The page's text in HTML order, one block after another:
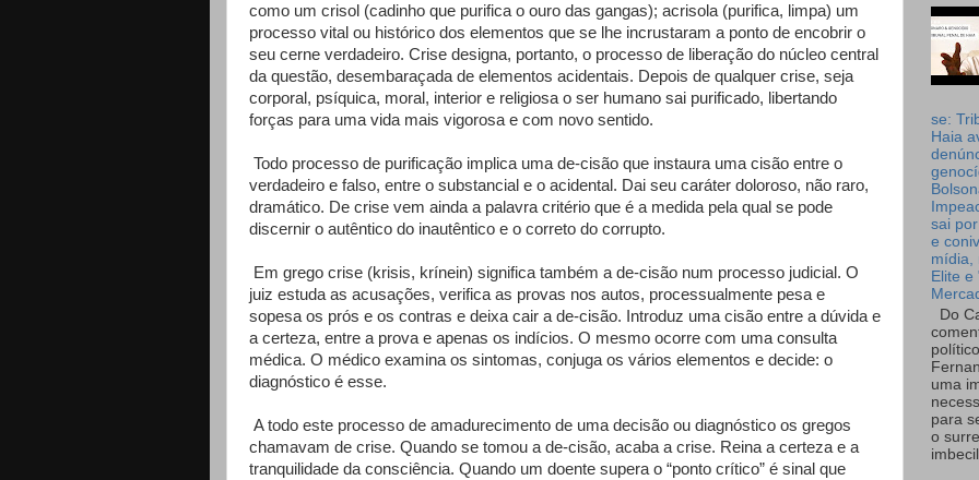
como um crisol (cadinho que purifica o ouro das gangas); acrisola (purifica, limpa) um
processo vital ou histó­rico dos elementos que se lhe incrustaram a ponto de encobrir o
seu cerne verdadeiro. Crise designa, portanto, o processo de liberação do núcleo central
da questão, desembaraçada de elementos acidentais. Depois de qualquer crise, seja
corporal, psíquica, moral, interior e religiosa o ser humano sai purificado, libertando
forças para uma vida mais vigorosa e com novo sentido.
Todo processo de purificação implica uma de-cisão que instaura uma cisão entre o
verdadeiro e falso, entre o substancial e o acidental. Dai seu caráter doloroso, não raro,
dramático. De crise vem ainda a palavra critério que é a medida pela qual se pode
discernir o autêntico do inautêntico e o correto do corrupto.
Em grego crise (krisis, krínein) significa também a de-cisão num processo judicial. O
juiz estuda as acusações, verifica as provas nos autos, processualmente pesa e
sopesa os prós e os contras e deixa cair a de-cisão. Introduz uma cisão entre a dúvida e
a certeza, entre a prova e apenas os indícios. O mesmo ocorre com uma consulta
médica. O médico examina os sintomas, conjuga os vários elementos e decide: o
diagnóstico é esse.
A todo este processo de amadurecimento de uma decisão ou diagnóstico os gregos
chamavam de crise. Quando se tomou a de-cisão, acaba a crise. Reina a certeza e a
tranquilidade da consciência. Quando um doente supera o “ponto crítico” é sinal que
se:
Haia
sai
e
mídia,
Elite e
Do
uma
para
o